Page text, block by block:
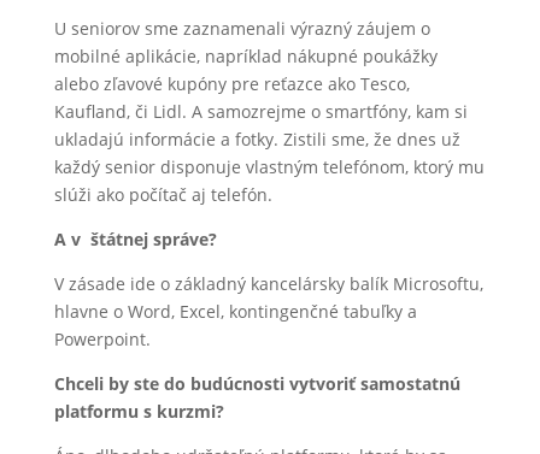
U seniorov sme zaznamenali výrazný záujem o
mobilné aplikácie, napríklad nákupné poukážky
alebo zľavové kupóny pre reťazce ako Tesco,
Kaufland, či Lidl. A samozrejme o smartfóny, kam si
ukladajú informácie a fotky. Zistili sme, že dnes už
každý senior disponuje vlastným telefónom, ktorý mu
slúži ako počítač aj telefón.
A v štátnej správe?
V zásade ide o základný kancelársky balík Microsoftu,
hlavne o Word, Excel, kontingenčné tabuľky a
Powerpoint.
Chceli by ste do budúcnosti vytvoriť samostatnú
platformu s kurzmi?